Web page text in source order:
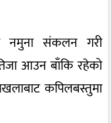
नमुना संकलन गरी
आउन बाँकि रहेको
कपिलबस्तुमा